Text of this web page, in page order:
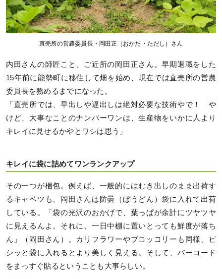
直売所の営農委員長・岡田正（おかだ・ただし）さん
内田さんの師匠こと、ご近所の岡田正さん。早期退職をした
15年前に能勢町に移住して畑を始め、現在では直売所の営農
委員長を務めるまでになった。
「直売所では、早出しや遅出しは絶対必要な技術やで！ や
けど、大事なことのナンバーワンは、生産物をいかに人より
キレイに見せるかやとワシは思う」
キレイに袋に詰めてワンランクアップ
その一つが梱包。例えば、一般的にはむき出しのまま出荷す
るキャベツも、岡田さんは防曇（ぼうどん）袋に入れて出荷
している。「袋の光沢のおかげで、葉っぱが余計にツヤツヤ
に見えるんよ。それに、一日中棚に置いとっても鮮度が落ち
ん」（岡田さん）。カリフラワーやブロッコリーも同様、ピ
シッと袋に入れるとより美しく見える。そして、バーコード
をまっすぐ貼るということも大事らしい。